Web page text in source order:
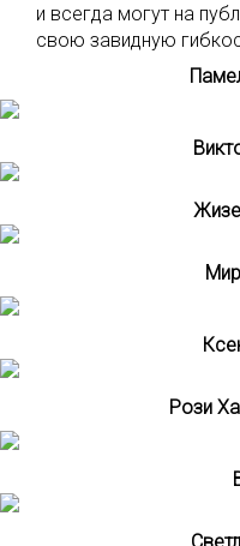
и всегда могут на
свою завидную
Рози